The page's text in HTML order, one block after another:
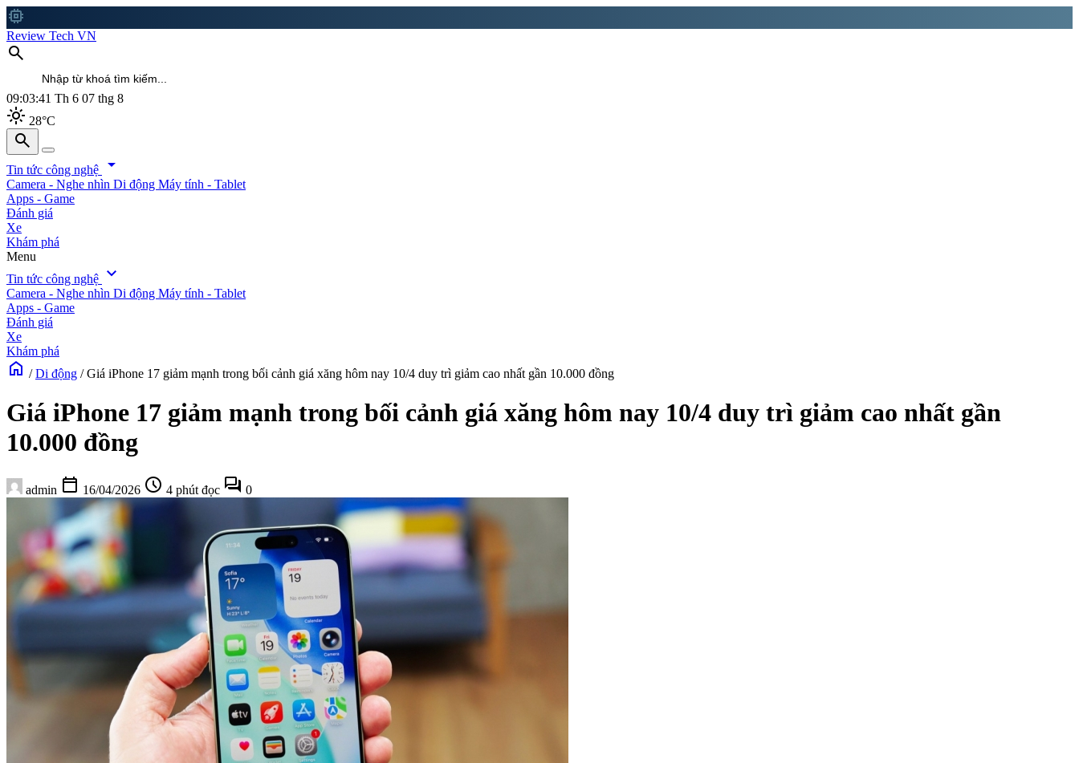
memory
Review Tech VN
search
09:03:43 Th 6 07 thg 8
light_mode 28°C
search
search
Tin tức công nghệ arrow_drop_down
Camera - Nghe nhìn Di động Máy tính - Tablet
Apps - Game
Đánh giá
Xe
Khám phá
Menu
Tin tức công nghệ expand_more
Camera - Nghe nhìn Di động Máy tính - Tablet
Apps - Game
Đánh giá
Xe
Khám phá
home / Di động / Giá iPhone 17 giảm mạnh trong bối cảnh giá xăng hôm nay 10/4 duy trì giảm cao nhất gần 10.000 đồng
Giá iPhone 17 giảm mạnh trong bối cảnh giá xăng hôm nay 10/4 duy trì giảm cao nhất gần
10.000 đồng
admin calendar_today 16/04/2026 schedule 4 phút đọc forum 0